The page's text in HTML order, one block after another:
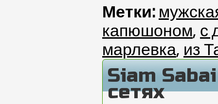
Метки:
капюшоном, с
марлевка, из
Siam
сетях